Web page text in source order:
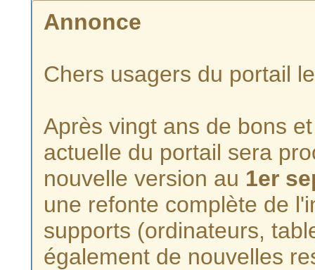
Annonce
Chers usagers du portail
Après vingt ans de bons
actuelle du portail sera
nouvelle version au 1er
une refonte complète de
supports (ordinateurs,
également de nouvelles